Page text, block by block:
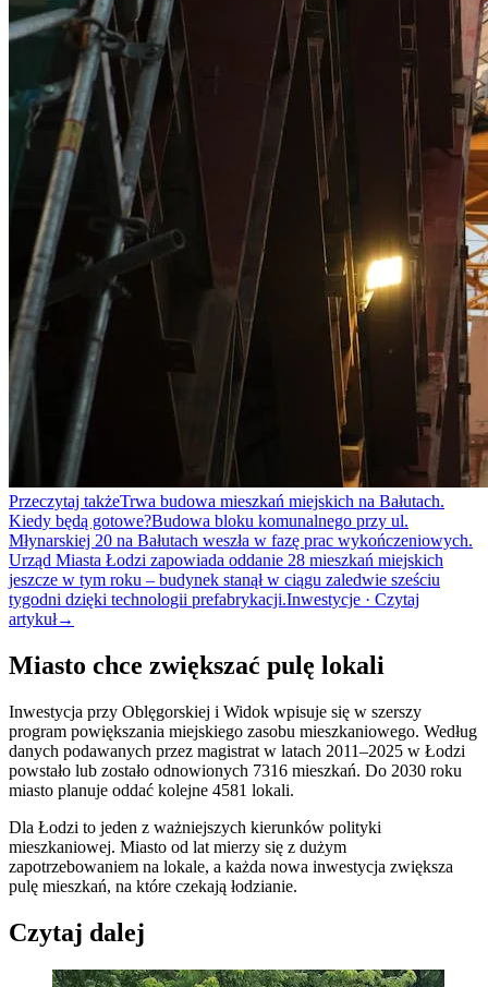
Przeczytaj takżeTrwa budowa mieszkań miejskich na Bałutach.
Kiedy będą gotowe?Budowa bloku komunalnego przy ul.
Młynarskiej 20 na Bałutach weszła w fazę prac wykończeniowych.
Urząd Miasta Łodzi zapowiada oddanie 28 mieszkań miejskich
jeszcze w tym roku – budynek stanął w ciągu zaledwie sześciu
tygodni dzięki technologii prefabrykacji.Inwestycje · Czytaj
artykuł→
Miasto chce zwiększać pulę lokali
Inwestycja przy Oblęgorskiej i Widok wpisuje się w szerszy
program powiększania miejskiego zasobu mieszkaniowego. Według
danych podawanych przez magistrat w latach 2011–2025 w Łodzi
powstało lub zostało odnowionych 7316 mieszkań. Do 2030 roku
miasto planuje oddać kolejne 4581 lokali.
Dla Łodzi to jeden z ważniejszych kierunków polityki
mieszkaniowej. Miasto od lat mierzy się z dużym
zapotrzebowaniem na lokale, a każda nowa inwestycja zwiększa
pulę mieszkań, na które czekają łodzianie.
Czytaj dalej